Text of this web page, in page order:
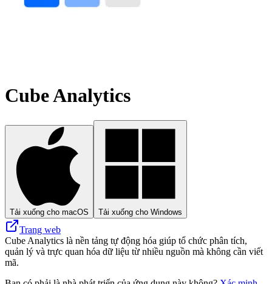
Cube Analytics
Tải xuống cho macOS Tải xuống cho Windows
Trang web
Cube Analytics là nền tảng tự động hóa giúp tổ chức phân tích,
quản lý và trực quan hóa dữ liệu từ nhiều nguồn mà không cần viết
mã.